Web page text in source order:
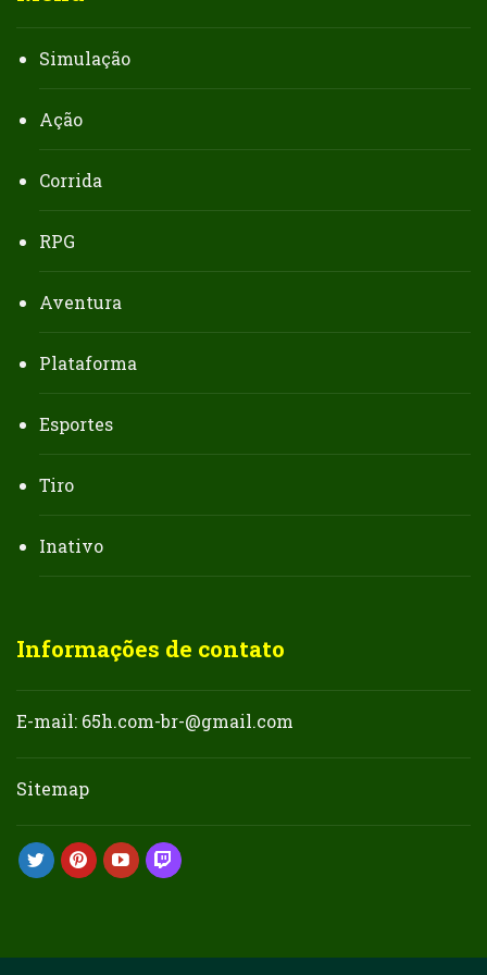
Simulação
Ação
Corrida
RPG
Aventura
Plataforma
Esportes
Tiro
Inativo
Informações de contato
E-mail: 65h.com-br-@gmail.com
Sitemap